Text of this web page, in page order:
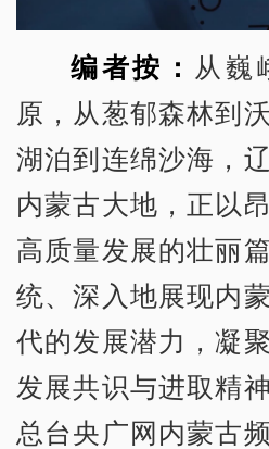
编者按： 从巍
原，从葱郁森林到
湖泊到连绵沙海，
内蒙古大地，正以
高质量发展的壮丽
统、深入地展现内
代的发展潜力，凝
发展共识与进取精
总台央广网内蒙古